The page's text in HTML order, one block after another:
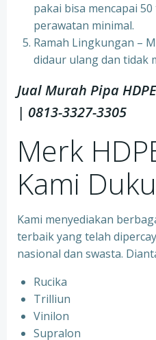
pakai bisa mencapai
perawatan minimal.
Ramah Lingkungan –
didaur ulang dan tidak
Jual Murah Pipa
| 0813-3327-3305
Merk
Kami
Kami menyediakan
terbaik yang telah
nasional dan swasta.
Rucika
Trilliun
Vinilon
Supralon